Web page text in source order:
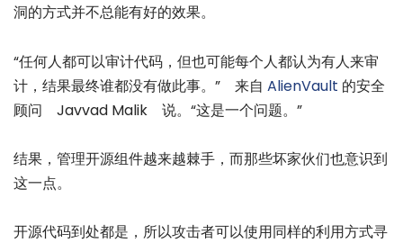
洞的方式并不总能有好的效果。
“任何人都可以审计代码，但也可能每个人都认为有人来审
计，结果最终谁都没有做此事。” 来自 AlienVault 的安全
顾问 Javvad Malik 说。“这是一个问题。”
结果，管理开源组件越来越棘手，而那些坏家伙们也意识到
这一点。
开源代码到处都是，所以攻击者可以使用同样的利用方式寻